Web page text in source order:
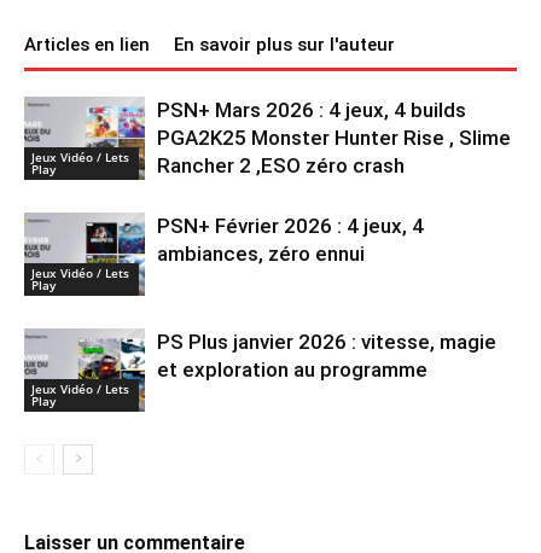
Articles en lien En savoir plus sur l'auteur
Jeux Vidéo / Lets
Play
PSN+ Mars 2026 : 4 jeux, 4 builds
PGA2K25 Monster Hunter Rise , Slime
Rancher 2 ,ESO zéro crash
Jeux Vidéo / Lets
Play
PSN+ Février 2026 : 4 jeux, 4
ambiances, zéro ennui
Jeux Vidéo / Lets
Play
PS Plus janvier 2026 : vitesse, magie
et exploration au programme
Laisser un commentaire